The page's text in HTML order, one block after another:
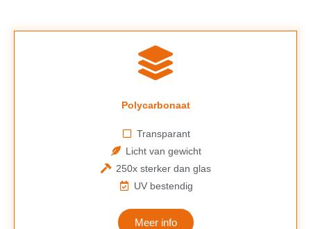
Polycarbonaat
Transparant
Licht van gewicht
250x sterker dan glas
UV bestendig
Meer info